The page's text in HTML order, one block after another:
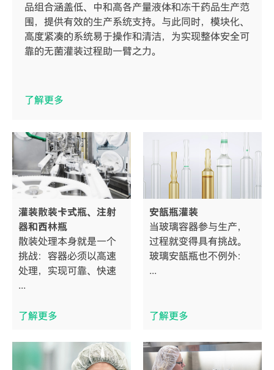
品组合涵盖低、中和高各产量液体和冻干药品生产范
围，提供有效的生产系统支持。与此同时，模块化、
高度紧凑的系统易于操作和清洁，为实现整体安全可
靠的无菌灌装过程助一臂之力。
了解更多
灌装散装卡式瓶、注射
器和西林瓶
散装处理本身就是一个
挑战：容器必须以高速
处理，实现可靠、快速
...
了解更多
安瓿瓶灌装
当玻璃容器参与生产，
过程就变得具有挑战。
玻璃安瓿瓶也不例外：
...
了解更多